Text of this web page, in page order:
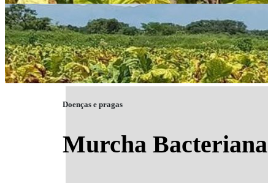
Doenças e pragas
Murcha Bacteriana